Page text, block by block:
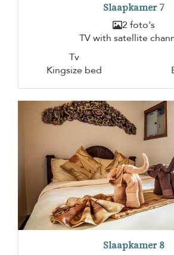
Slaapkamer 7
2 foto's
TV with satellite
Tv
Kingsize bed
Slaapkamer 8